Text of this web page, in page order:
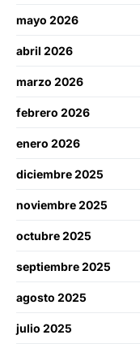
mayo 2026
abril 2026
marzo 2026
febrero 2026
enero 2026
diciembre 2025
noviembre 2025
octubre 2025
septiembre 2025
agosto 2025
julio 2025